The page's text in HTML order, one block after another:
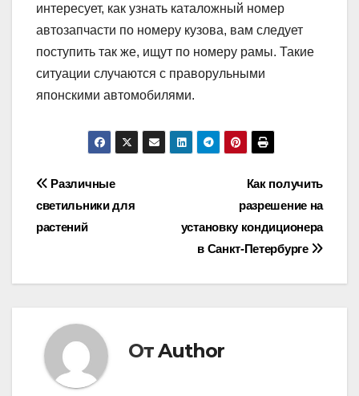
интересует, как узнать каталожный номер
автозапчасти по номеру кузова, вам следует
поступить так же, ищут по номеру рамы. Такие
ситуации случаются с праворульными
японскими автомобилями.
Навигация
по
Как получить
разрешение на
установку кондиционера
в Санкт-Петербурге
Различные
светильники для
растений
ОтAuthor